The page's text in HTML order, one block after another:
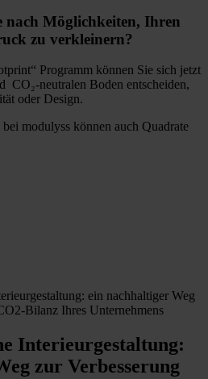
nach Möglichkeiten, Ihren
zu verkleinern?
Programm können Sie sich jetzt
CO₂-neutralen Boden entscheiden,
oder Design.
modulyss können auch Quadrate
ein nachhaltiger Weg
Bilanz Ihres Unternehmens
Interieurgestaltung:
zur Verbesserung